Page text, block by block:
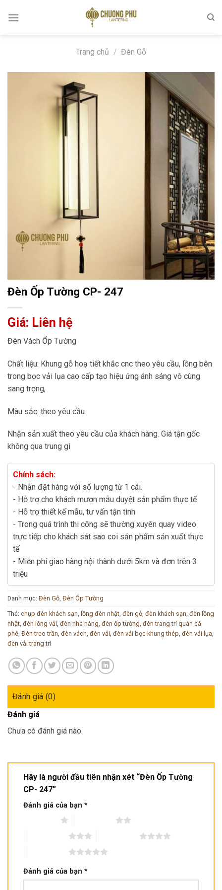
Trang chủ / Đèn Gỗ
Đèn Ốp Tường CP- 247
Giá: Liên hệ
Đèn Vách Ốp Tường
Chất liệu: Khung gỗ hoạ tiết khắc cnc theo yêu cầu, lồng bên
trong bọc vải lụa cao cấp tạo hiệu ứng ánh sáng vô cùng
sang trọng,
Màu sắc: theo yêu cầu
Nhận sản xuất theo yêu cầu của khách hàng. Giá tận gốc
không qua trung gi
Chính sách:
- Nhận đặt hàng với số lượng từ 1 cái.
- Hỗ trợ cho khách mượn mẫu duyệt sản phẩm thực tế
- Hỗ trợ thiết kế mẫu, tư vấn tận tình
- Trong quá trình thi công sẽ thường xuyên quay video
trực tiếp cho khách sát sao coi sản phẩm sản xuất thực
tế
- Miễn phí giao hàng nội thành dưới 5km và đơn trên 3
triệu
Danh mục: Đèn Gỗ, Đèn Ốp Tường
Thẻ: chụp đèn khách sạn, lồng đèn nhật, đèn gỗ, đèn khách sạn, đèn lồng
nhật, đèn lồng vải, đèn nhà hàng, đèn ốp tường, đèn trang trí quán cà
phê, Đèn treo trần, đèn vách, đèn vải, đèn vải bọc khung thép, đèn vải lụa,
đèn vải trang trí
Đánh giá (0)
Đánh giá
Chưa có đánh giá nào.
Hãy là người đầu tiên nhận xét “Đèn Ốp Tường
CP- 247”
Đánh giá của bạn *
Đánh giá của bạn *